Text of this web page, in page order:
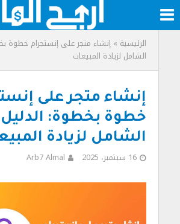
الرئيسية »إنشاء متجر على إنستجرام خطوة
الشامل لزيادة المبيعات
إنشاء متجر على
خطوة بخطوة: الدليل
الشامل لزيادة
16 سبتمبر، 2025 Arb7 Almal